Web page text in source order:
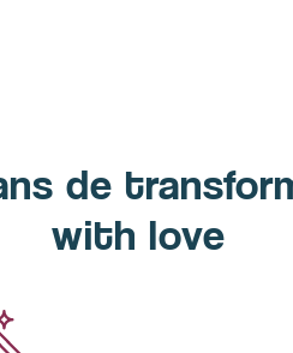
de
with love